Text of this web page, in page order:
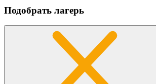
Подобрать лагерь